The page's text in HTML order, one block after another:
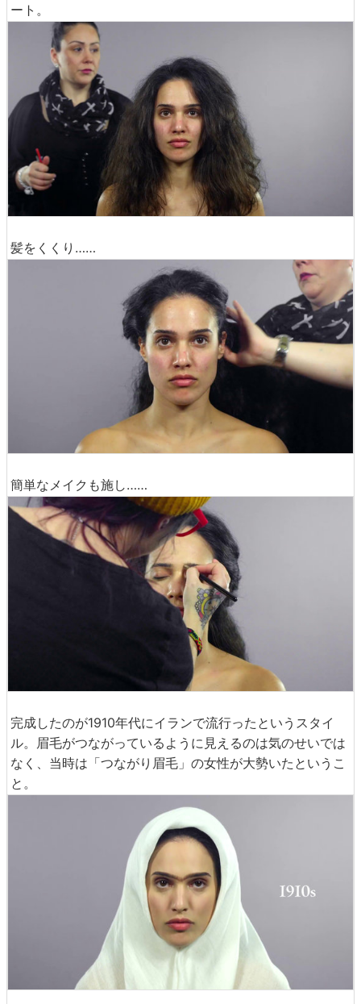
ート。
髪をくくり……
簡単なメイクも施し……
完成したのが1910年代にイランで流行ったというスタイ
ル。眉毛がつながっているように見えるのは気のせいでは
なく、当時は「つながり眉毛」の女性が大勢いたというこ
と。